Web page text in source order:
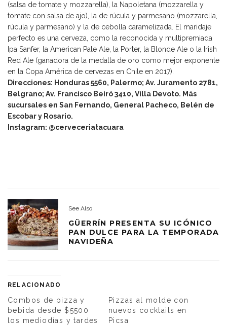
(salsa de tomate y mozzarella), la Napoletana (mozzarella y
tomate con salsa de ajo), la de rúcula y parmesano (mozzarella,
rúcula y parmesano) y la de cebolla caramelizada. El maridaje
perfecto es una cerveza, como la reconocida y multipremiada
Ipa Sanfer, la American Pale Ale, la Porter, la Blonde Ale o la Irish
Red Ale (ganadora de la medalla de oro como mejor exponente
en la Copa América de cervezas en Chile en 2017).
Direcciones: Honduras 5560, Palermo; Av. Juramento 2781,
Belgrano; Av. Francisco Beiró 3410, Villa Devoto. Más
sucursales en San Fernando, General Pacheco, Belén de
Escobar y Rosario.
Instagram: @cerveceriatacuara
See Also
GÜERRÍN PRESENTA SU ICÓNICO
PAN DULCE PARA LA TEMPORADA
NAVIDEÑA
RELACIONADO
Combos de pizza y
bebida desde $5500
los mediodías y tardes
Pizzas al molde con
nuevos cocktails en
Picsa